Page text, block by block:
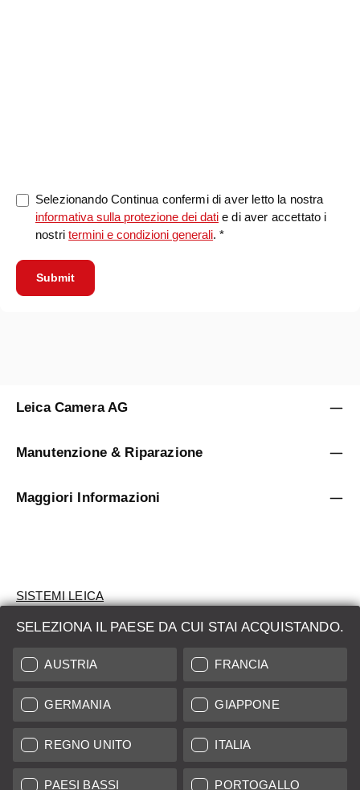
Selezionando Continua confermi di aver letto la nostra
informativa sulla protezione dei dati e di aver accettato i
nostritermini e condizioni generali. *
Submit
SELEZIONA IL PAESE DA CUI STAI ACQUISTANDO.
AUSTRIA FRANCIA
GERMANIA GIAPPONE
REGNO UNITO ITALIA
PAESI BASSI PORTOGALLO
Leica Camera AG
Manutenzione & Riparazione
Maggiori Informazioni
SISTEMI LEICA
VALUTAZIONE
CERCHI UN PRODOTTO?
ASTE
PRODOTTI NUOVI
LEICA STORES